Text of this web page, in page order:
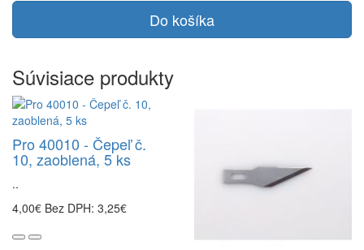
Do košíka
Súvisiace produkty
Pro 40010 - Čepeľ č.
10, zaoblená, 5 ks
..
4,00€ Bez DPH: 3,25€